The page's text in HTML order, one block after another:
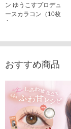
ン ゆうこすプロデュ
ースカラコン（10枚
入り）
おすすめ商品